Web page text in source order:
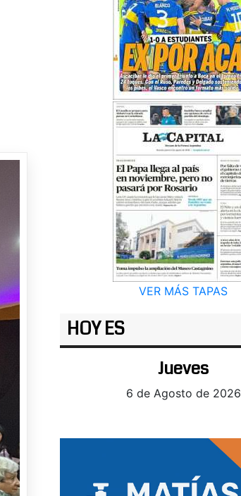
VER MÁS TAPAS
HOY ES
Jueves
6 de Agosto de 2026